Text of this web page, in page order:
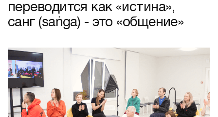
переводится как «истина»,
санг (saṅga) - это «общение»